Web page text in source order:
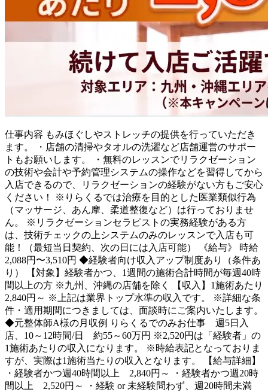
仕事内容 もみほぐしやストレッチの提供を行っていただき
ます。 ・店舗の清掃やタオルの洗濯など店舗運営のサポー
トもお願いします。 ・無料のレッスンでリラクゼーション
の技術や会計や予約管理システムの操作などを習得してから
入店できるので、リラクゼーションの経験がない方もご安心
ください！ ※りらくるでは治療を目的とした医業類似行為
（マッサージ、あん摩、柔道整復など）は行っておりませ
ん。 ※リラクゼーションセラピストの実務経験がある方
は、技術チェックの上システムのみのレッスンで入店も可
能！（最短当日契約、次の日には入店可能） 《給与》 時給
2,088円〜3,510円 ◆経験者向け収入アップ制度あり（条件あ
り） 【対象】経験者かつ、1週間の施術合計時間が毎週40時
間以上の方 ※九州、沖縄の店舗を除く 【収入】1施術あたり
2,840円～ ※上記は業界トップ水準の収入です。 ※詳細な条
件・適用期間につきましては、面談時にご案内いたします。
◆元整体師A様の月収例 りらくるでのみお仕事 週5日入
店、10～12時間/日 約55～60万円 ※2,520円は「経験者」の
1施術あたりの収入になります。 ※時給表記となっておりま
すが、実際は1施術当たりの収入となります。 【給与詳細】
・経験者かつ週40時間以上 2,840円～ ・経験者かつ週20時
間以上 2,520円～ ・経験 or 未経験問わず、週20時間未満